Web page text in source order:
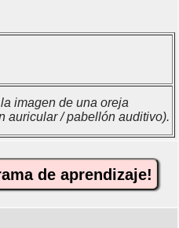
imagen de una oreja
auricular / pabellón auditivo).
de aprendizaje!